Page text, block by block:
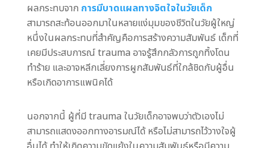
ผลกระทบจาก การมีบาดแผลทางจิตใจในวัยเด็ก
สามารถสะท้อนออกมาในหลายแง่มุมของชีวิตในวัยผู้ใหญ่
หนึ่งในผลกระทบที่สำคัญคือการสร้างความสัมพันธ์ เด็กที่
เคยมีประสบการณ์ trauma อาจรู้สึกกลัวการถูกทิ้งโดน
ทำร้าย และอาจหลีกเลี่ยงการผูกสัมพันธ์ที่ใกล้ชิดกับผู้อื่น
หรือเกิดอาการแพนิคได้
นอกจากนี้ ผู้ที่มี trauma ในวัยเด็กอาจพบว่าตัวเองไม่
สามารถแสดงออกทางอารมณ์ได้ หรือไม่สามารถไว้วางใจผู้